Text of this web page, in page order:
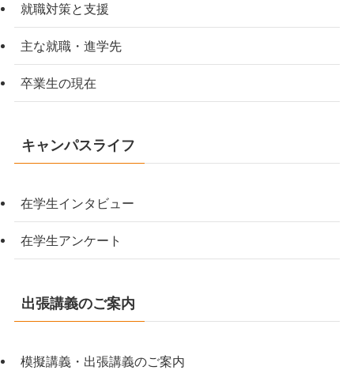
就職対策と支援
主な就職・進学先
卒業生の現在
キャンパスライフ
在学生インタビュー
在学生アンケート
出張講義のご案内
模擬講義・出張講義のご案内